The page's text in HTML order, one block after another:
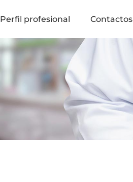
Perfil profesional Contactos